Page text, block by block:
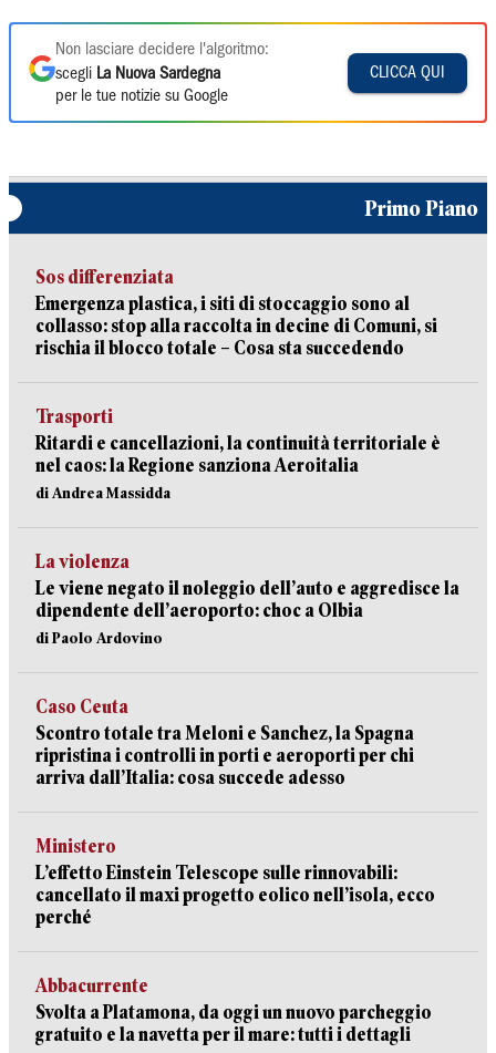
Non lasciare decidere l'algoritmo:
scegli La Nuova Sardegna
per le tue notizie su Google
CLICCA QUI
Primo Piano
Sos differenziata
Emergenza plastica, i siti di stoccaggio sono al
collasso: stop alla raccolta in decine di Comuni, si
rischia il blocco totale – Cosa sta succedendo
Trasporti
Ritardi e cancellazioni, la continuità territoriale è
nel caos: la Regione sanziona Aeroitalia
di Andrea Massidda
La violenza
Le viene negato il noleggio dell’auto e aggredisce la
dipendente dell’aeroporto: choc a Olbia
di Paolo Ardovino
Caso Ceuta
Scontro totale tra Meloni e Sanchez, la Spagna
ripristina i controlli in porti e aeroporti per chi
arriva dall’Italia: cosa succede adesso
Ministero
L’effetto Einstein Telescope sulle rinnovabili:
cancellato il maxi progetto eolico nell’isola, ecco
perché
Abbacurrente
Svolta a Platamona, da oggi un nuovo parcheggio
gratuito e la navetta per il mare: tutti i dettagli